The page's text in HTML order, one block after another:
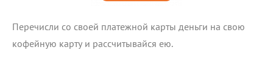
Перечисли со своей платежной карты деньги на свою
кофейную карту и рассчитывайся ею.